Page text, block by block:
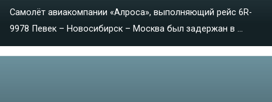
Самолёт авиакомпании «Алроса», выполняющий рейс 6R-
9978 Певек – Новосибирск – Москва был задержан в ...